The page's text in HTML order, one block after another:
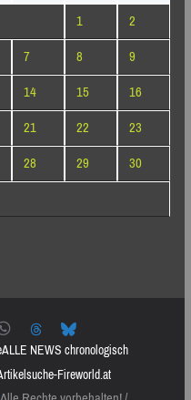
1
2
7 8
9
14 15
16
21 22
23
28 29
30
ALLE NEWS chronologisch
Fireworld.at